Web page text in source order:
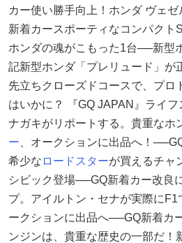
カー使い勝手向上！ホンダ ヴェ
新着カースポーティなコンパクト
ホンダの魂がこもった1台──新型
記新型ホンダ「プレリュード」が
先立ちクローズドコースで、プロ
はいかに？ 『GQ JAPAN』ライ
ナガキがリポートする。貴重なホ
ー 、オークションに出品へ！
希少な ロードスターが買えるチャ
シビック登場──GQ新着カー改良
プ。アイルトン・セナが実際に
ークションに出品へ──GQ新着カ
ンジンは、貴重な歴史の一部だ！